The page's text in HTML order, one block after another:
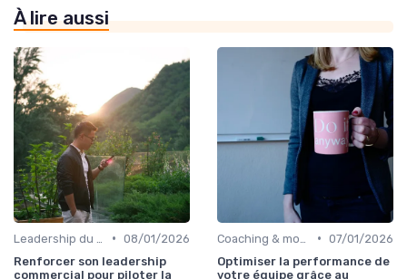
À lire aussi
• 08/01/2026
Renforcer son leadership
commercial pour piloter la
• 07/01/2026
Optimiser la performance de
votre équipe grâce au